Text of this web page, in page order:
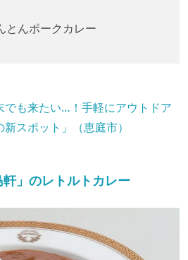
とんポークカレー
でも来たい…！手軽にアウトドア
スポット」（恵庭市）
」のレトルトカレー